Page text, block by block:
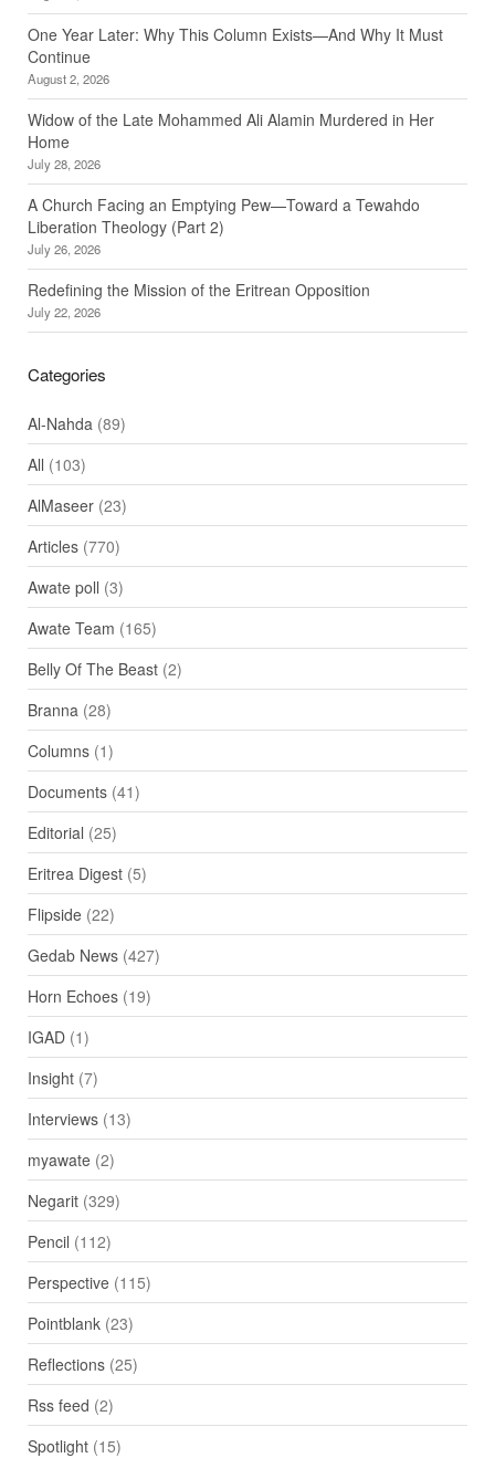
One Year Later: Why This Column Exists—And Why It Must
Continue
August 2, 2026
Widow of the Late Mohammed Ali Alamin Murdered in Her
Home
July 28, 2026
A Church Facing an Emptying Pew—Toward a Tewahdo
Liberation Theology (Part 2)
July 26, 2026
Redefining the Mission of the Eritrean Opposition
July 22, 2026
Categories
Al-Nahda (89)
All (103)
AlMaseer(23)
Articles(770)
Awate poll (3)
Awate Team (165)
Belly Of The Beast(2)
Branna (28)
Columns(1)
Documents(41)
Editorial (25)
Eritrea Digest(5)
Flipside(22)
Gedab News(427)
Horn Echoes(19)
IGAD(1)
Insight(7)
Interviews(13)
myawate(2)
Negarit(329)
Pencil (112)
Perspective(115)
Pointblank(23)
Reflections(25)
Rss feed (2)
Spotlight(15)